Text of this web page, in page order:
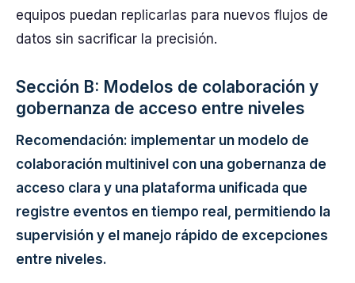
equipos puedan replicarlas para nuevos flujos de
datos sin sacrificar la precisión.
Sección B: Modelos de colaboración y
gobernanza de acceso entre niveles
Recomendación: implementar un modelo de
colaboración multinivel con una gobernanza de
acceso clara y una plataforma unificada que
registre eventos en tiempo real, permitiendo la
supervisión y el manejo rápido de excepciones
entre niveles.